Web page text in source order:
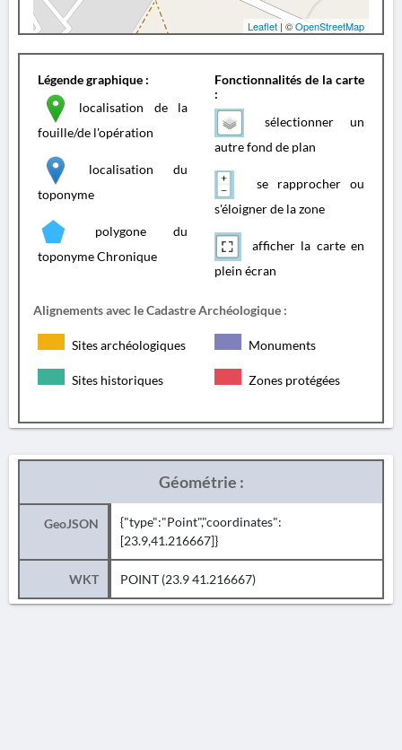
Leaflet | ©OpenStreetMap
Légende graphique :
localisation de la
fouille/de l'opération
localisation du
toponyme
polygone du
toponyme Chronique
Fonctionnalités de la carte
:
sélectionner un
autre fond de plan
se rapprocher ou
s'éloigner de la zone
afficher la carte en
plein écran
Alignements avec le Cadastre Archéologique :
Sites archéologiques Monuments
Sites historiques Zones protégées
Géométrie :
GeoJSON
{"type":"Point","coordinates":
[23.9,41.216667]}
WKT POINT (23.9 41.216667)